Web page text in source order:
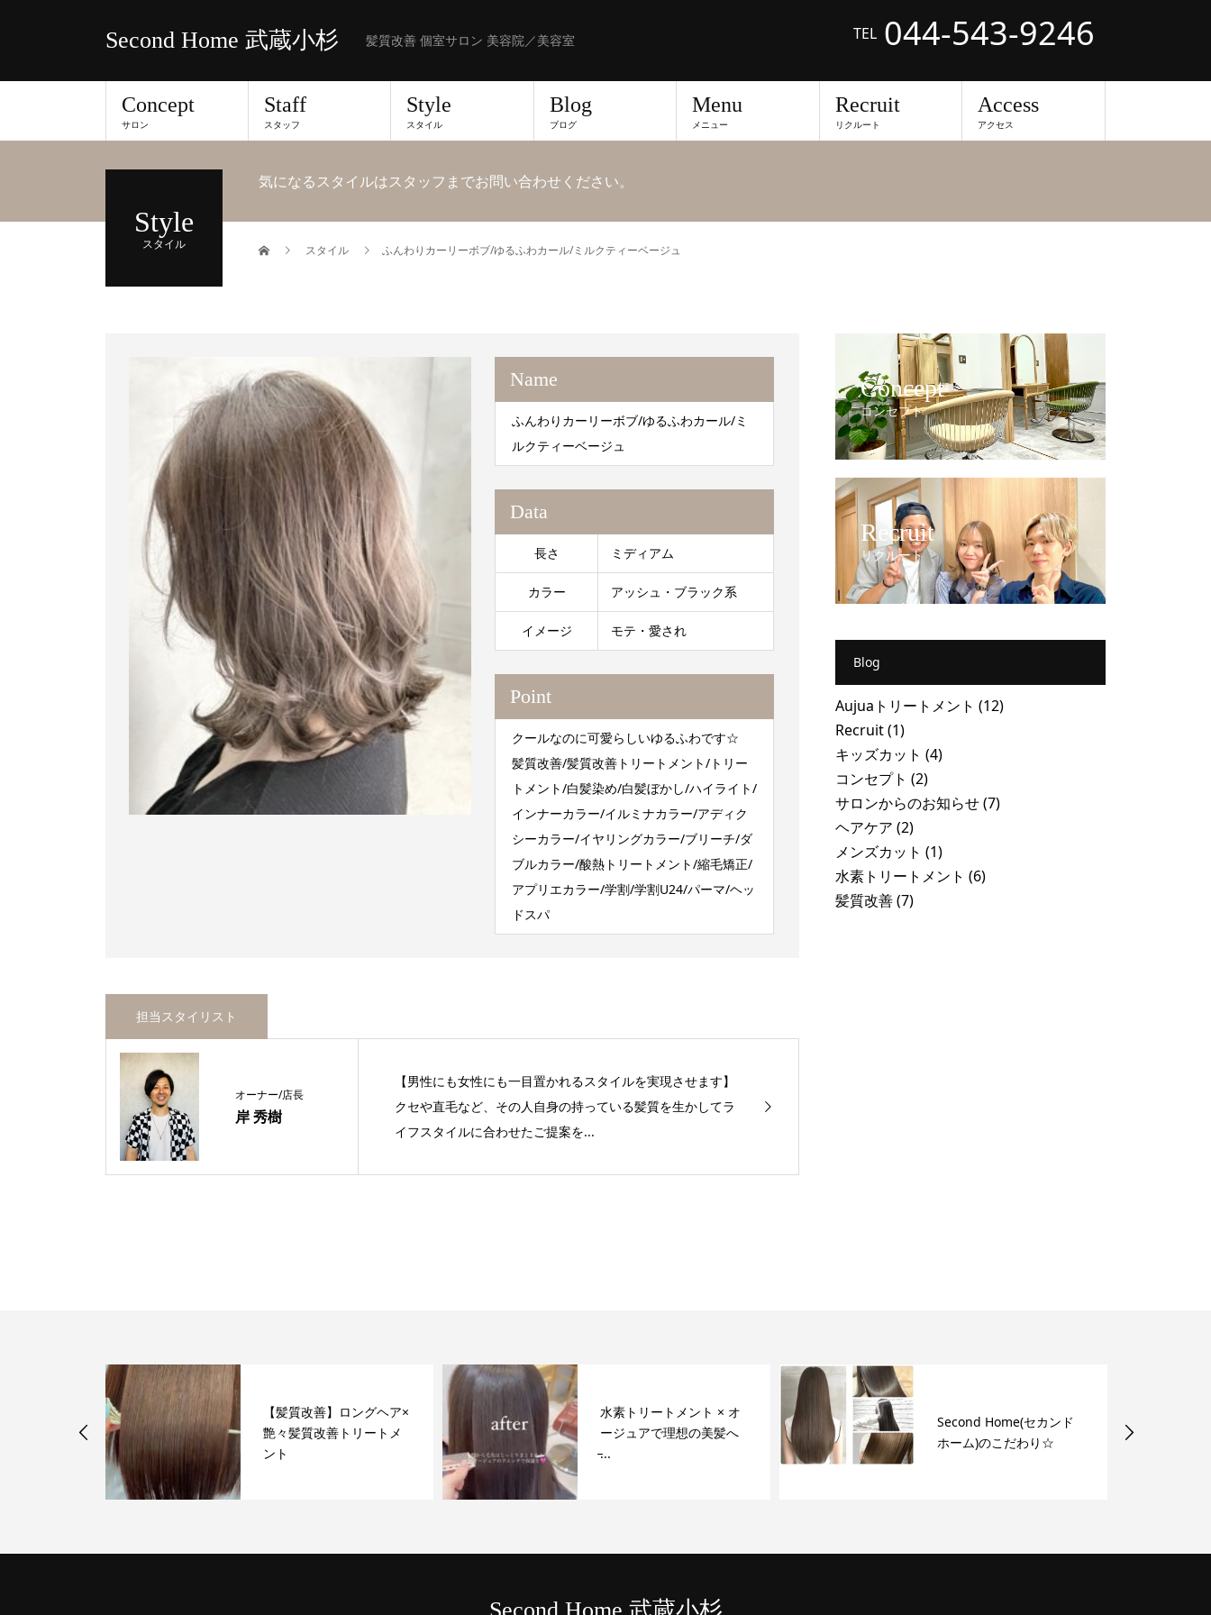
Second Home 武蔵小杉 髪質改善 個室サロン 美容院／美容室 TEL 044-543-9246
Concept
サロン
Staff
スタッフ
Style
スタイル
Blog
ブログ
Menu
メニュー
Recruit
リクルート
Access
アクセス
Style
スタイル
気になるスタイルはスタッフまでお問い合わせください。
スタイル ふんわりカーリーボブ/ゆるふわカール/ミルクティーベージュ
Name
ふんわりカーリーボブ/ゆるふわカール/ミ
ルクティーベージュ
Data
長さ ミディアム
カラー アッシュ・ブラック系
イメージ モテ・愛され
Point
クールなのに可愛らしいゆるふわです☆
髪質改善/髪質改善トリートメント/トリー
トメント/白髪染め/白髪ぼかし/ハイライト/
インナーカラー/イルミナカラー/アディク
シーカラー/イヤリングカラー/ブリーチ/ダ
ブルカラー/酸熱トリートメント/縮毛矯正/
アプリエカラー/学割/学割U24/パーマ/ヘッ
ドスパ
担当スタイリスト
オーナー/店長
岸 秀樹
【男性にも女性にも一目置かれるスタイルを実現させます】
クセや直毛など、その人自身の持っている髪質を生かしてラ
イフスタイルに合わせたご提案を...
Concept
コンセプト
Recruit
リクルート
Blog
Aujuaトリートメント (12)
Recruit(1)
キッズカット (4)
コンセプト (2)
サロンからのお知らせ(7)
ヘアケア (2)
メンズカット (1)
水素トリートメント (6)
髪質改善(7)
【髪質改善】ロングヘア×
艶々髪質改善トリートメ
ント
水素トリートメント × オ
ージュアで理想の美髪へ
̵...
Second Home(セカンド
ホーム)のこだわり☆